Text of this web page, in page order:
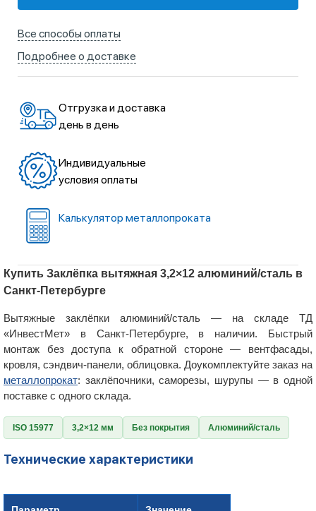
Все способы оплаты
Подробнее о доставке
Отгрузка и доставка
день в день
Индивидуальные
условия оплаты
Калькулятор металлопроката
Купить Заклёпка вытяжная 3,2×12 алюминий/сталь в
Санкт-Петербурге
Вытяжные заклёпки алюминий/сталь — на складе ТД
«ИнвестМет» в Санкт-Петербурге, в наличии. Быстрый
монтаж без доступа к обратной стороне — вентфасады,
кровля, сэндвич-панели, облицовка. Доукомплектуйте заказ на
металлопрокат: заклёпочники, саморезы, шурупы — в одной
поставке с одного склада.
ISO 15977 3,2×12 мм Без покрытия Алюминий/сталь
Технические характеристики